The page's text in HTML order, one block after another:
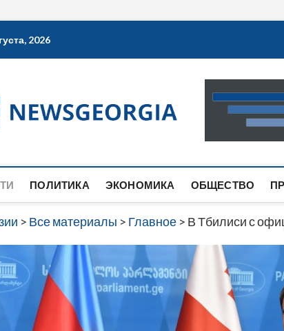
2026
САМАЯ
САЙТЕ ВЫ
ПОЛИТИКА ЭКОНОМИКА ОБЩЕСТВО
> Все материалы > Главное > В Тбилиси с